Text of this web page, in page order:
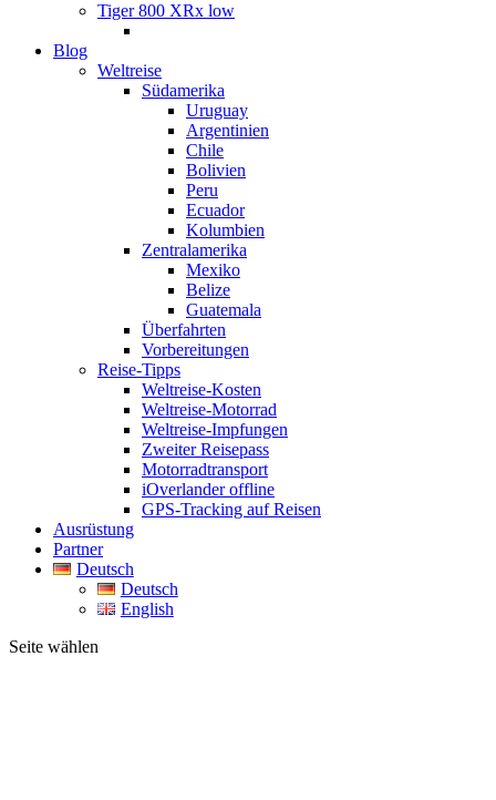
Tiger 800 XRx low
Blog
Weltreise
Südamerika
Uruguay
Argentinien
Chile
Bolivien
Peru
Ecuador
Kolumbien
Zentralamerika
Mexiko
Belize
Guatemala
Überfahrten
Vorbereitungen
Reise-Tipps
Weltreise-Kosten
Weltreise-Motorrad
Weltreise-Impfungen
Zweiter Reisepass
Motorradtransport
iOverlander offline
GPS-Tracking auf Reisen
Ausrüstung
Partner
Deutsch
Deutsch
English
Seite wählen